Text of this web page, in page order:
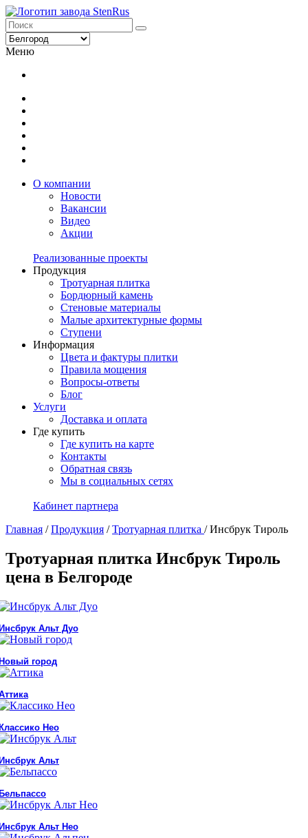
Меню
О компании
Новости
Вакансии
Видео
Акции
Реализованные проекты
Продукция
Тротуарная плитка
Бордюрный камень
Стеновые материалы
Малые архитектурные формы
Ступени
Информация
Цвета и фактуры плитки
Правила мощения
Вопросы-ответы
Блог
Услуги
Доставка и оплата
Где купить
Где купить на карте
Контакты
Обратная связь
Мы в социальных сетях
Кабинет партнера
Главная /Продукция /Тротуарная плитка /Инсбрук Тироль
Тротуарная плитка Инсбрук Тироль
цена в Белгороде
Альт Дуо
город
Нео
Альт
Альт Нео